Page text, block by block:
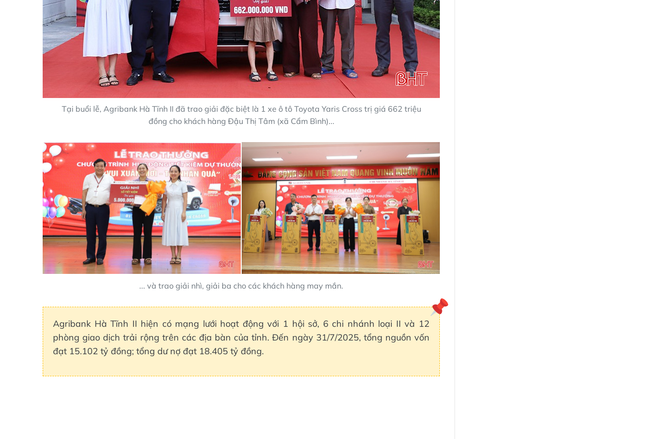
Tại buổi lễ, Agribank Hà Tĩnh II đã trao giải đặc biệt là 1 xe ô tô Toyota Yaris Cross trị giá 662 triệu
đồng cho khách hàng Đậu Thị Tâm (xã Cẩm Bình)...
... và trao giải nhì, giải ba cho các khách hàng may mắn.
Agribank Hà Tĩnh II hiện có mạng lưới hoạt động với 1 hội sở, 6 chi nhánh loại II và 12
phòng giao dịch trải rộng trên các địa bàn của tỉnh. Đến ngày 31/7/2025, tổng nguồn vốn
đạt 15.102 tỷ đồng; tổng dư nợ đạt 18.405 tỷ đồng.